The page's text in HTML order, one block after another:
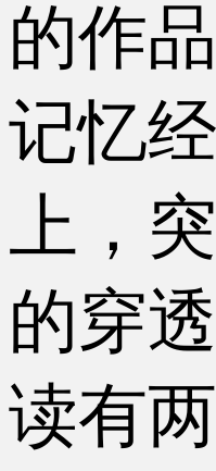
的作
记忆
上，
的穿
读有